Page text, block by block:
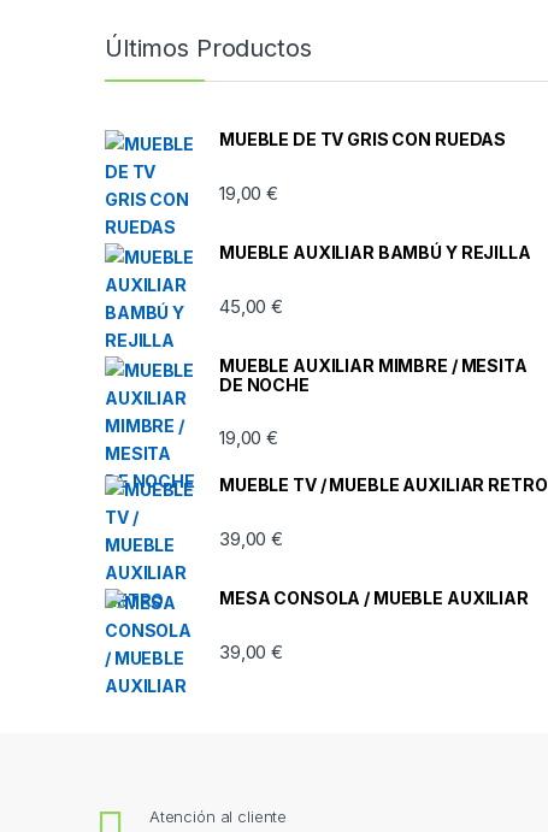
Últimos Productos
MUEBLE DE TV GRIS CON RUEDAS
19,00€
MUEBLE AUXILIAR BAMBÚ Y REJILLA
45,00€
MUEBLE AUXILIAR MIMBRE / MESITA
DE NOCHE
19,00€
MUEBLE TV / MUEBLE AUXILIAR RETRO
39,00€
MESA CONSOLA / MUEBLE AUXILIAR
39,00€
Atención al cliente